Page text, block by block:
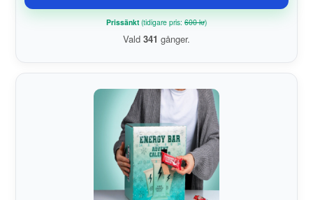
Prissänkt(tidigare pris: 600 kr)
Vald 341 gånger.